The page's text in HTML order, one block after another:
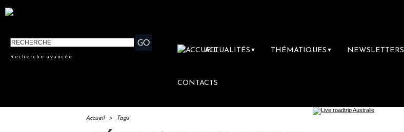
Recherche avancée
ACTUALITÉS ▼ THÉMATIQUES ▼ NEWSLETTERS
CONTACTS
Accueil > Tags